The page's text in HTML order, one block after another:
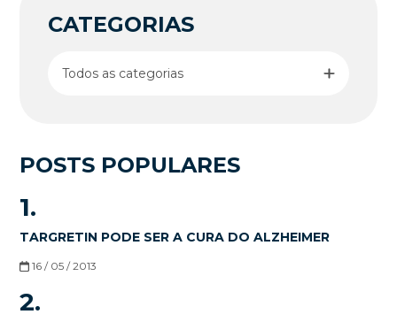
CATEGORIAS
Todos as categorias
POSTS POPULARES
1.
TARGRETIN PODE SER A CURA DO ALZHEIMER
16 / 05 / 2013
2.